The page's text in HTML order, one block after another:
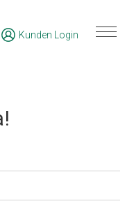
Kunden Login